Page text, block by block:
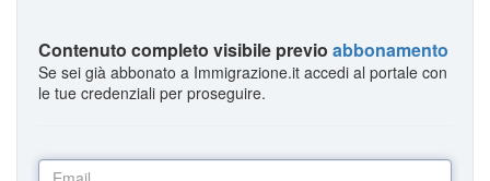
Contenuto completo visibile previo abbonamento
Se sei già abbonato a Immigrazione.it accedi al portale con
le tue credenziali per proseguire.